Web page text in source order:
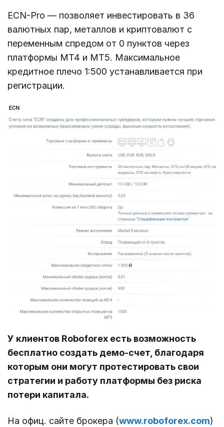
ECN-Pro — позволяет инвестировать в 36
валютных пар, металлов и криптовалют с
переменным спредом от 0 пунктов через
платформы MT4 и MT5. Максимальное
кредитное плечо 1:500 устанавливается при
регистрации.
У клиентов Roboforex есть возможность
бесплатно создать демо-счет, благодаря
которым они могут протестировать свои
стратегии и работу платформы без риска
потери капитала.
На офиц. сайте брокера (www.roboforex.com)